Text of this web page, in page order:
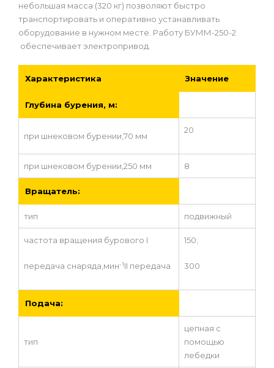
небольшая масса (320 кг) позволяют быстро
транспортировать и оперативно устанавливать
оборудование в нужном месте. Работу БУММ-250-2
обеспечивает электропривод.
Характеристика Значение
Глубина бурения, м:
при шнековом бурении,70 мм
20
при шнековом бурении,250 мм 8
Вращатель:
тип подвижный
частота вращения бурового I
передача снаряда,мин-1II передача
150;
300
Подача:
тип
цепная с
помощью
лебедки